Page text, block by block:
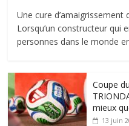
Une cure d’amaigrissement
Lorsqu’un constructeur qui
personnes dans le monde
Coupe
mieux
13 juin